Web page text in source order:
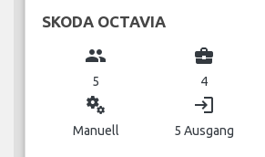
SKODA OCTAVIA
group
5
business_center
4
miscellaneous_services
Manuell
login
5 Ausgang